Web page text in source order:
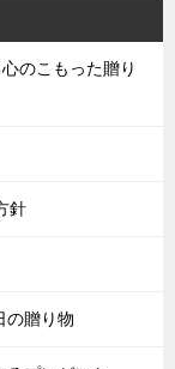
のこもった贈り
針
の贈り物